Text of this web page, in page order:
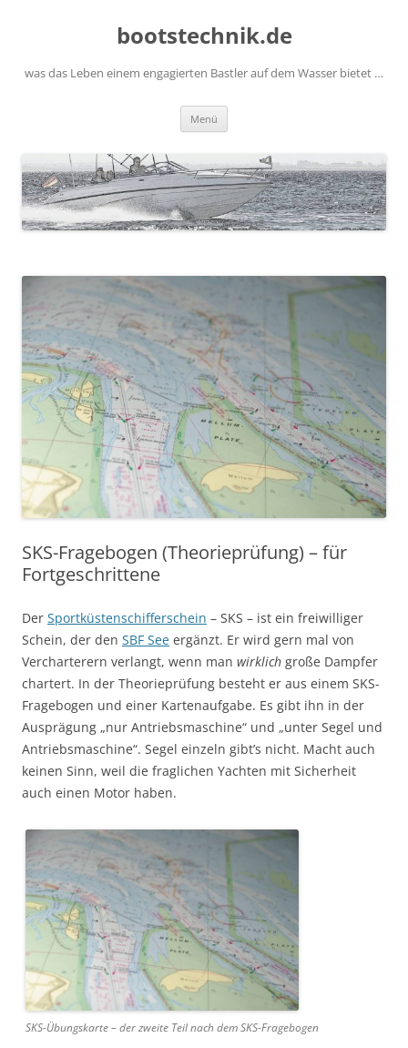
bootstechnik.de
was das Leben einem engagierten Bastler auf dem Wasser bietet …
Menü
SKS-Fragebogen (Theorieprüfung) – für
Fortgeschrittene
Der Sportküstenschifferschein – SKS – ist ein freiwilliger
Schein, der den SBF See ergänzt. Er wird gern mal von
Vercharterern verlangt, wenn man wirklich große Dampfer
chartert. In der Theorieprüfung besteht er aus einem SKS-
Fragebogen und einer Kartenaufgabe. Es gibt ihn in der
Ausprägung „nur Antriebsmaschine“ und „unter Segel und
Antriebsmaschine“. Segel einzeln gibt’s nicht. Macht auch
keinen Sinn, weil die fraglichen Yachten mit Sicherheit
auch einen Motor haben.
SKS-Übungskarte – der zweite Teil nach dem SKS-Fragebogen